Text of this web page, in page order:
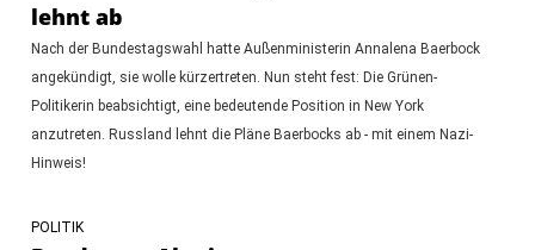
lehnt ab
Nach der Bundestagswahl hatte Außenministerin Annalena Baerbock
angekündigt, sie wolle kürzertreten. Nun steht fest: Die Grünen-
Politikerin beabsichtigt, eine bedeutende Position in New York
anzutreten. Russland lehnt die Pläne Baerbocks ab - mit einem Nazi-
Hinweis!
POLITIK